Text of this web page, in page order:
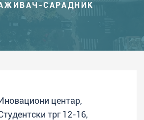
САРАДНИК
центар,
трг 12-16,